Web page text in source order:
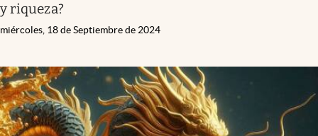
y riqueza?
miércoles, 18 de Septiembre de 2024